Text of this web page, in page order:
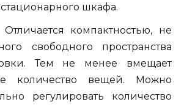
стационарного шкафа.
Отличается компактностью, не
свободного пространства
Тем не менее вмещает
количество вещей. Можно
регулировать количество